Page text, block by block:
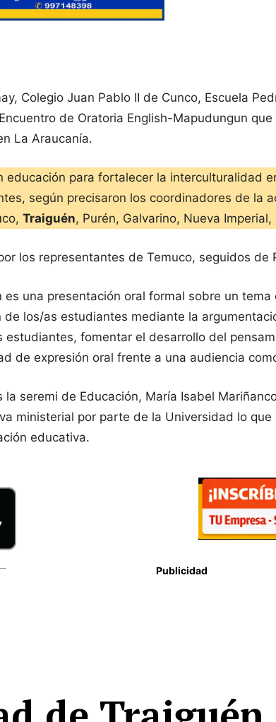
Colegio Juan Pablo II de Cunco, Escuela
de Oratoria English-Mapudungun
La Araucanía.
para fortalecer la interculturalidad
según precisaron los coordinadores de la
Traiguén, Purén, Galvarino, Nueva
los representantes de Temuco, seguidos de
una presentación oral formal sobre un
los/as estudiantes mediante la
fomentar el desarrollo del
de expresión oral frente a una audiencia
seremi de Educación, María Isabel
ministerial por parte de la Universidad lo
educativa.
Publicidad